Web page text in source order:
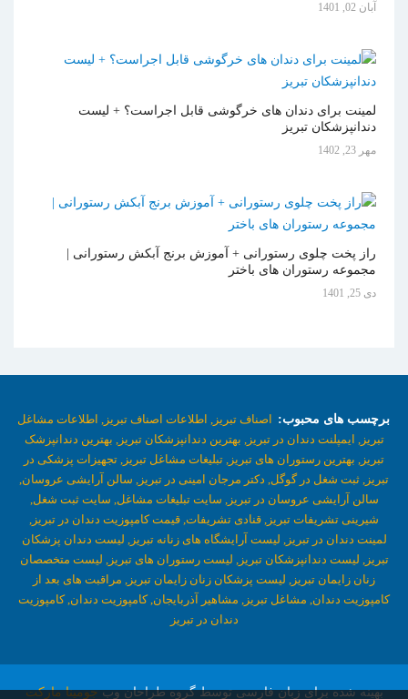
آبان 02, 1401
لمینت برای دندان های خرگوشی قابل اجراست؟ + لیست
دندانپزشکان تبریز
مهر 23, 1402
راز پخت چلوی رستورانی + آموزش برنج آبکش رستورانی |
مجموعه رستوران های باختر
دی 25, 1401
برچسب های محبوب: اصناف تبریز, اطلاعات اصناف تبریز, اطلاعات مشاغل
تبریز, ایمپلنت دندان در تبریز, بهترین دندانپزشکان تبریز, بهترین دندانپزشک
تبریز, بهترین رستوران های تبریز, تبلیغات مشاغل تبریز, تجهیزات پزشکی در
تبریز, ثبت شغل در گوگل, دکتر مرجان امینی در تبریز, سالن آرایشی عروسان,
سالن آرایشی عروسان در تبریز, سایت تبلیغات مشاغل, سایت ثبت شغل,
شیرینی تشریفات تبریز, قنادی تشریفات, قیمت کامپوزیت دندان در تبریز,
لمینت دندان در تبریز, لیست آرایشگاه های زنانه تبریز, لیست دندان پزشکان
تبریز, لیست دندانپزشکان تبریز, لیست رستوران های تبریز, لیست متخصصان
زنان زایمان تبریز, لیست پزشکان زنان زایمان تبریز, مراقبت های بعد از
کامپوزیت دندان, مشاغل تبریز, مشاهیر آذربایجان, کامپوزیت دندان, کامپوزیت
دندان در تبریز
بهینه شده برای زبان فارسی توسط گروه طراحان وبجومینا مارکت